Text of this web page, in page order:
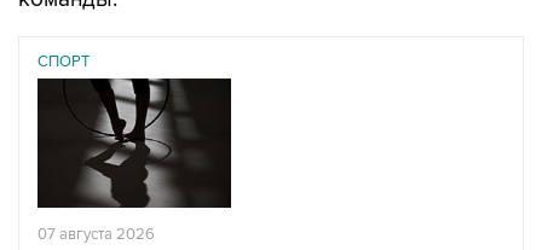
СПОРТ
07 августа 2026
У ведущих гимнасток России возникли проблемы с
визами в Хорватию на ЧЕ